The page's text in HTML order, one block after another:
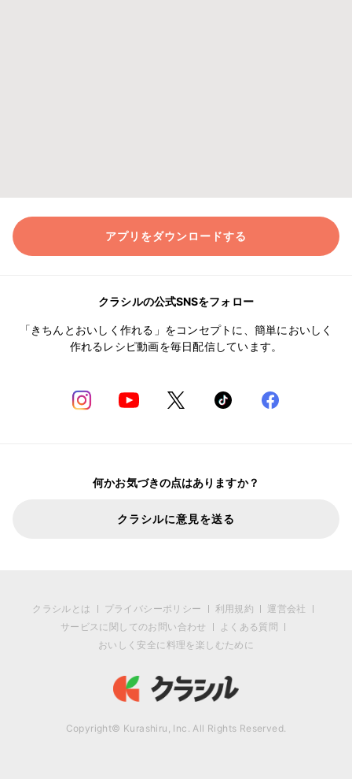
アプリをダウンロードする
クラシルの公式SNSをフォロー
「きちんとおいしく作れる」をコンセプトに、簡単においしく
作れるレシピ動画を毎日配信しています。
何かお気づきの点はありますか？
クラシルに意見を送る
クラシルとは プライバシーポリシー 利用規約
運営会社
サービスに関してのお問い合わせ
よくある質問
おいしく安全に料理を楽しむために
Copyright© Kurashiru, Inc. All Rights Reserved.